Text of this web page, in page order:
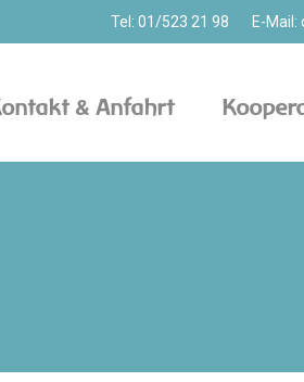
Tel: 01/523 21 98 E-Mail:
& Anfahrt